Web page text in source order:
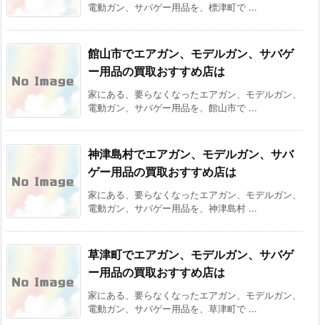
電動ガン、サバゲー用品を、標津町で ...
館山市でエアガン、モデルガン、サバゲ
ー用品の買取おすすめ店は
家にある、要らなくなったエアガン、モデルガン、
電動ガン、サバゲー用品を、館山市で ...
神津島村でエアガン、モデルガン、サバ
ゲー用品の買取おすすめ店は
家にある、要らなくなったエアガン、モデルガン、
電動ガン、サバゲー用品を、神津島村 ...
草津町でエアガン、モデルガン、サバゲ
ー用品の買取おすすめ店は
家にある、要らなくなったエアガン、モデルガン、
電動ガン、サバゲー用品を、草津町で ...